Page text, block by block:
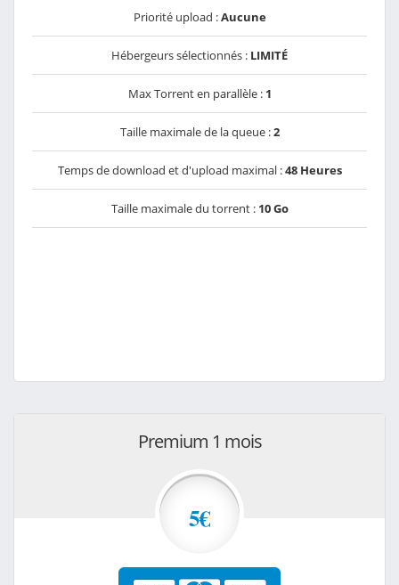
Priorité upload :Aucune
Hébergeurs sélectionnés : LIMITÉ
Max Torrent en parallèle : 1
Taille maximale de la queue :2
Temps de download et d'upload maximal :48 Heures
Taille maximale du torrent : 10 Go
Premium 1 mois
5€